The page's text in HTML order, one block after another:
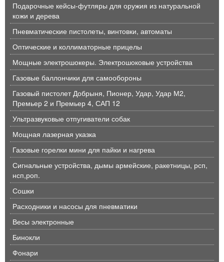
Подарочные кейсы-футляры для оружия из натуральной
кожи и дерева
Пневматические пистолеты, винтовки, автоматы
Оптические и коллиматорные прицелы
Мощные электрошокеры. Электрошоковые устройства
Газовые баллончики для самообороны
Газовый пистолет Добрыня, Пионер, Удар, Удар М2,
Премьер 2 и Премьер 4, САП 12
Ультразвуковые отпугиватели собак
Мощная лазерная указка
Газовые горелки мини для пайки и нагрева
Сигнальные устройства, дымы армейские, ракетницы, рсп,
нсп,роп.
Сошки
Расходники и насосы для пневматики
Весы электронные
Бинокли
Фонари